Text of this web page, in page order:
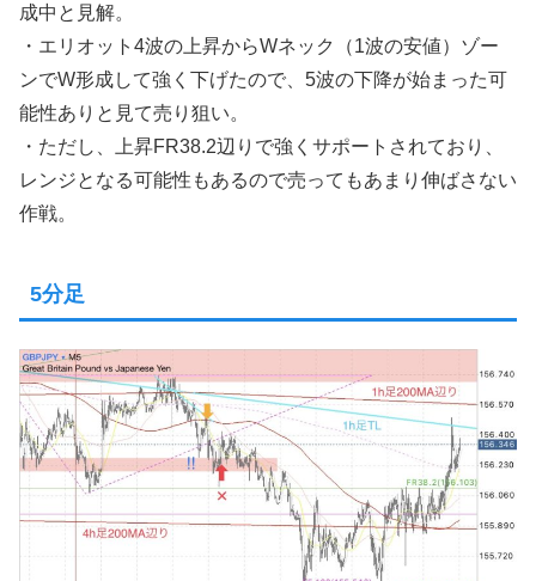
成中と見解。
・エリオット4波の上昇からWネック（1波の安値）ゾー
ンでW形成して強く下げたので、5波の下降が始まった可
能性ありと見て売り狙い。
・ただし、上昇FR38.2辺りで強くサポートされており、
レンジとなる可能性もあるので売ってもあまり伸ばさない
作戦。
5分足